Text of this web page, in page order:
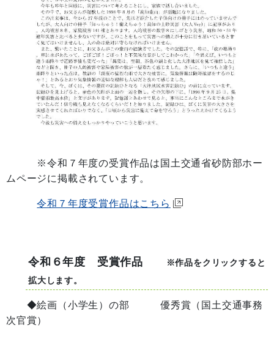
※令和７年度の受賞作品は国土交通省砂防部ホー
ムページに掲載されています。
令和７年度受賞作品はこちら
令和６年度 受賞作品
※作品をクリックすると
拡大します。
◆絵画（小学生）の部 優秀賞（国土交通事務
次官賞）